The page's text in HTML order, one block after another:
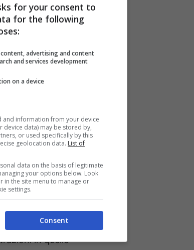
quando
Bologna, ma ha il
puntato da Rowe
33′ da Odgaard
non deve fare
in quelle
for your consent to
for the following
advertising and content
and services development
on a device
and information from your device
device data) may be stored by,
or used specifically by this
geolocation data. List of
data on the basis of legitimate
your options below. Look
in the site menu to manage or
settings.
Consent